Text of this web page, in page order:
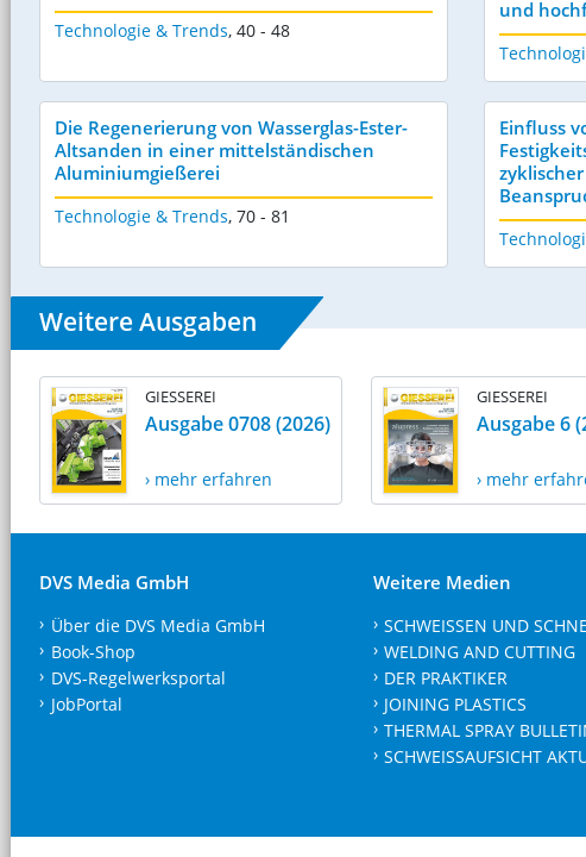
Technologie & Trends, 40 - 48
und
Die Regenerierung von Wasserglas-Ester-
Altsanden in einer mittelständischen
Aluminiumgießerei
Technologie & Trends, 70 - 81
Einfluss
Weitere Ausgaben
GIESSEREI
Ausgabe 0708 (2026)
› mehr erfahren
GIESSEREI
Ausgabe 6
› mehr
DVS Media GmbH
Über die DVS Media GmbH
Book-Shop
DVS-Regelwerksportal
JobPortal
Weitere Medien
SCHWEISSEN UND
WELDING AND CUTTING
DER PRAKTIKER
JOINING PLASTICS
THERMAL SPRAY
SCHWEISSAUFSICHT